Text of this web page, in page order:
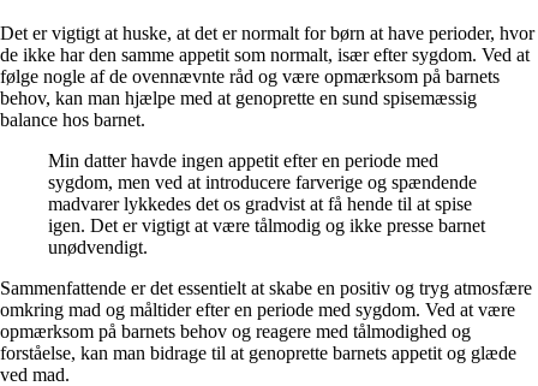
Det er vigtigt at huske, at det er normalt for børn at have perioder, hvor
de ikke har den samme appetit som normalt, især efter sygdom. Ved at
følge nogle af de ovennævnte råd og være opmærksom på barnets
behov, kan man hjælpe med at genoprette en sund spisemæssig
balance hos barnet.
Min datter havde ingen appetit efter en periode med
sygdom, men ved at introducere farverige og spændende
madvarer lykkedes det os gradvist at få hende til at spise
igen. Det er vigtigt at være tålmodig og ikke presse barnet
unødvendigt.
Sammenfattende er det essentielt at skabe en positiv og tryg atmosfære
omkring mad og måltider efter en periode med sygdom. Ved at være
opmærksom på barnets behov og reagere med tålmodighed og
forståelse, kan man bidrage til at genoprette barnets appetit og glæde
ved mad.